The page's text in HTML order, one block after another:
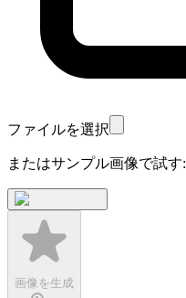
ファイルを選択
またはサンプル画像で試す:
画像を生成